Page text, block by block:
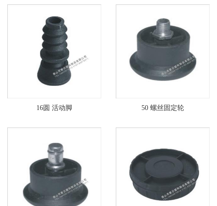
16圆 活动脚 50 螺丝固定轮